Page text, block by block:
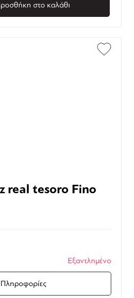
στο καλάθι
real tesoro Fino
Εξαντλημένο
Πληροφορίες